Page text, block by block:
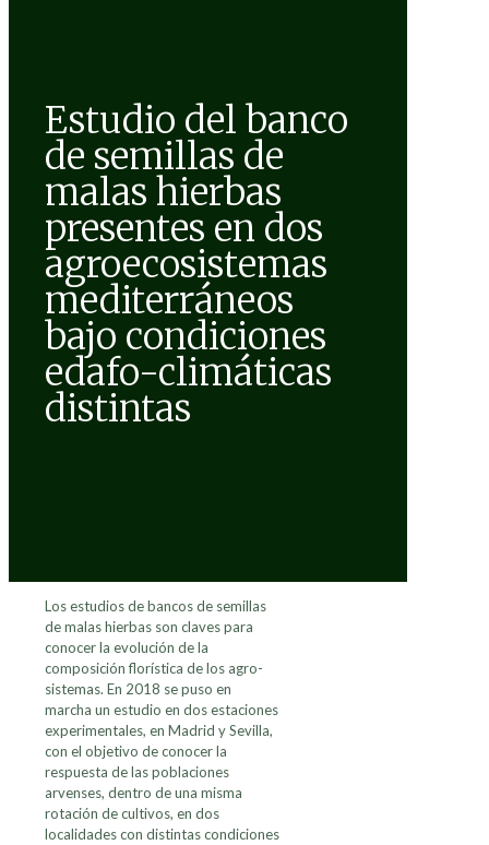
Estudio del banco
de semillas de
malas hierbas
presentes en dos
agroecosistemas
mediterráneos
bajo condiciones
edafo-climáticas
distintas
Los estudios de bancos de semillas
de malas hierbas son claves para
conocer la evolución de la
composición florística de los agro-
sistemas. En 2018 se puso en
marcha un estudio en dos estaciones
experimentales, en Madrid y Sevilla,
con el objetivo de conocer la
respuesta de las poblaciones
arvenses, dentro de una misma
rotación de cultivos, en dos
localidades con distintas condiciones